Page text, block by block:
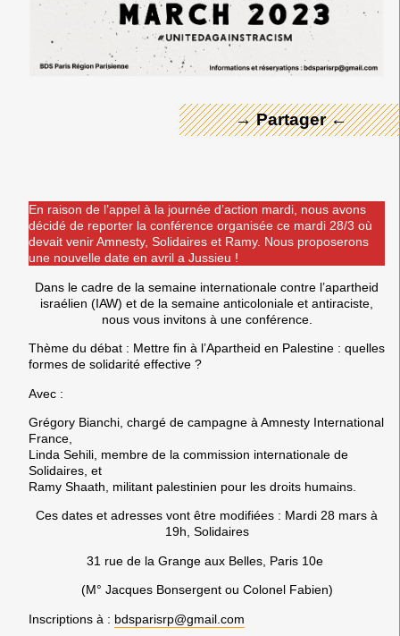
→ Partager ←
← Merci ! →
En raison de l’appel à la journée d’action mardi, nous avons
décidé de reporter la conférence organisée ce mardi 28/3 où
devait venir Amnesty, Solidaires et Ramy. Nous proposerons
une nouvelle date en avril a Jussieu !
Dans le cadre de la semaine internationale contre l’apartheid
israélien (IAW) et de la semaine anticoloniale et antiraciste,
nous vous invitons à une conférence.
Thème du débat : Mettre fin à l’Apartheid en Palestine : quelles
formes de solidarité effective ?
Avec :
Grégory Bianchi, chargé de campagne à Amnesty International
France,
Linda Sehili, membre de la commission internationale de
Solidaires, et
Ramy Shaath, militant palestinien pour les droits humains.
Ces dates et adresses vont être modifiées : Mardi 28 mars à
19h, Solidaires
31 rue de la Grange aux Belles, Paris 10e
(M° Jacques Bonsergent ou Colonel Fabien)
Inscriptions à : bdsparisrp@gmail.com